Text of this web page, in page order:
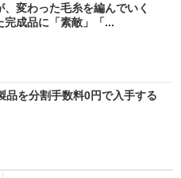
変わった毛糸を編んでいく
成品に「素敵」「...
品を分割手数料0円で入手する